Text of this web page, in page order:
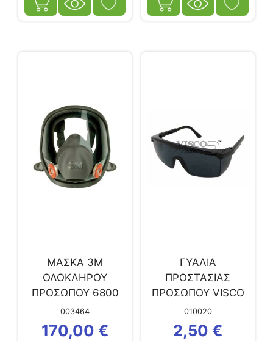
ΜΑΣΚΑ 3Μ
ΟΛΟΚΛΗΡΟΥ
ΠΡΟΣΩΠΟΥ 6800
MEDIUM
003464
170,00 €
ΓΥΑΛΙΑ
ΠΡΟΣΤΑΣΙΑΣ
ΠΡΟΣΩΠΟΥ VISCO
ΜΑΥΡΑ
010020
2,50 €